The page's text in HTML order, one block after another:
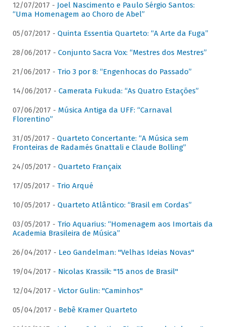
12/07/2017 - Joel Nascimento e Paulo Sérgio Santos:
“Uma Homenagem ao Choro de Abel”
05/07/2017 - Quinta Essentia Quarteto: “A Arte da Fuga”
28/06/2017 - Conjunto Sacra Vox: “Mestres dos Mestres”
21/06/2017 - Trio 3 por 8: “Engenhocas do Passado”
14/06/2017 - Camerata Fukuda: “As Quatro Estações”
07/06/2017 - Música Antiga da UFF: “Carnaval
Florentino”
31/05/2017 - Quarteto Concertante: “A Música sem
Fronteiras de Radamés Gnattali e Claude Bolling”
24/05/2017 - Quarteto Françaix
17/05/2017 - Trio Arqué
10/05/2017 - Quarteto Atlântico: “Brasil em Cordas”
03/05/2017 - Trio Aquarius: “Homenagem aos Imortais da
Academia Brasileira de Música”
26/04/2017 - Leo Gandelman: "Velhas Ideias Novas"
19/04/2017 - Nicolas Krassik: "15 anos de Brasil"
12/04/2017 - Victor Gulin: "Caminhos"
05/04/2017 - Bebê Kramer Quarteto